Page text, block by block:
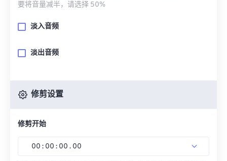
要将音量减半，请选择 50%
淡入音频
淡出音频
修剪设置
修剪开始
00 : 00 : 00 . 00